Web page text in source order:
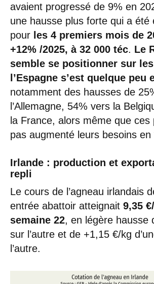
avaient progressé de 9% en
une hausse plus forte qui a été
pour les 4 premiers mois de
+12% /2025, à 32 000 téc. Le
semble se positionner sur
l’Espagne s’est quelque peu
notamment des hausses de
l’Allemagne, 54% vers la
la France, alors même que ces
pas augmenté leurs besoins en
Irlande : production et
repli
Le cours de l’agneau irlandais
entrée abattoir atteignait 9,35
semaine 22, en légère hausse
sur l’autre et de +1,15 €/kg
l’autre.